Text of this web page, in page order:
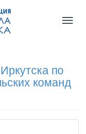
по
команд